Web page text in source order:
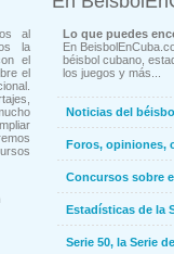
al
la
el
el
Lo que puedes
En
béisbol cubano,
los juegos y más...
Noticias del
Foros, opiniones,
Concursos sobre
Estadísticas de la
Serie 50, la Serie